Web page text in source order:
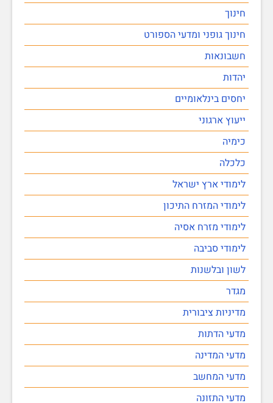
חינוך
חינוך גופני ומדעי הספורט
חשבונאות
יהדות
יחסים בינלאומיים
ייעוץ ארגוני
כימיה
כלכלה
לימודי ארץ ישראל
לימודי המזרח התיכון
לימודי מזרח אסיה
לימודי סביבה
לשון ובלשנות
מגדר
מדיניות ציבורית
מדעי הדתות
מדעי המדינה
מדעי המחשב
מדעי התזונה